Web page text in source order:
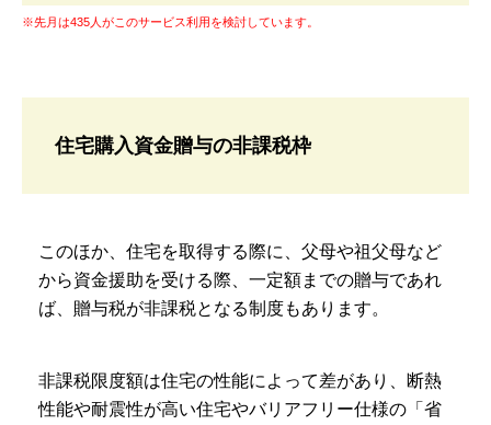
※先月は435人がこのサービス利用を検討しています。
住宅購入資金贈与の非課税枠
このほか、住宅を取得する際に、父母や祖父母など
から資金援助を受ける際、一定額までの贈与であれ
ば、贈与税が非課税となる制度もあります。
非課税限度額は住宅の性能によって差があり、断熱
性能や耐震性が高い住宅やバリアフリー仕様の「省